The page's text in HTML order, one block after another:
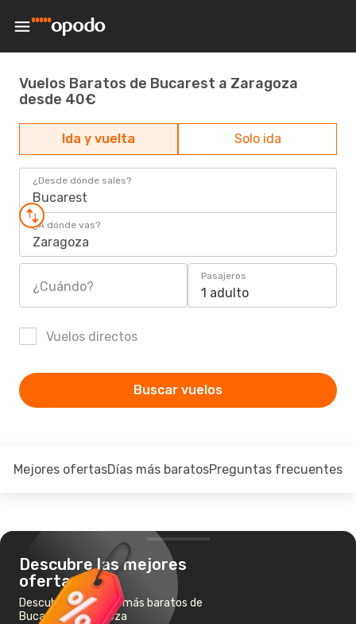
Vuelos Baratos de Bucarest a Zaragoza
desde 40€
Ida y vuelta Solo ida
¿Desde dónde sales?
Bucarest
¿A dónde vas?
Zaragoza
¿Cuándo?
Pasajeros
1 adulto
Vuelos directos
Buscar vuelos
Mejores ofertasDías más baratosPreguntas frecuentes
Descubre las mejores
ofertas
Descubre los vuelos más baratos de
Bucarest a Zaragoza